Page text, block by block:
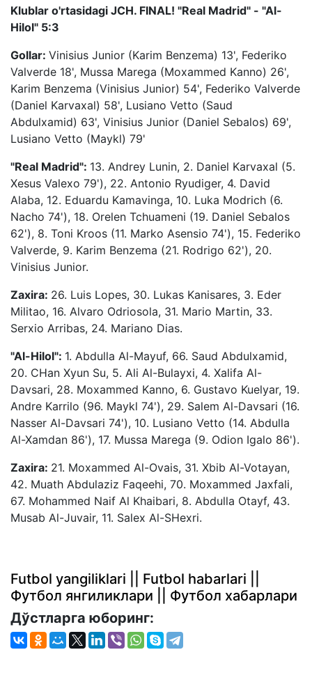
Klublar o'rtasidagi JCH. FINAL! "Real Madrid" - "Al-
Hilol" 5:3
Gollar: Vinisius Junior (Karim Benzema) 13', Federiko
Valverde 18', Mussa Marega (Moxammed Kanno) 26',
Karim Benzema (Vinisius Junior) 54', Federiko Valverde
(Daniel Karvaxal) 58', Lusiano Vetto (Saud
Abdulxamid) 63', Vinisius Junior (Daniel Sebalos) 69',
Lusiano Vetto (Maykl) 79'
"Real Madrid": 13. Andrey Lunin, 2. Daniel Karvaxal (5.
Xesus Valexo 79'), 22. Antonio Ryudiger, 4. David
Alaba, 12. Eduardu Kamavinga, 10. Luka Modrich (6.
Nacho 74'), 18. Orelen Tchuameni (19. Daniel Sebalos
62'), 8. Toni Kroos (11. Marko Asensio 74'), 15. Federiko
Valverde, 9. Karim Benzema (21. Rodrigo 62'), 20.
Vinisius Junior.
Zaxira: 26. Luis Lopes, 30. Lukas Kanisares, 3. Eder
Militao, 16. Alvaro Odriosola, 31. Mario Martin, 33.
Serxio Arribas, 24. Mariano Dias.
"Al-Hilol": 1. Abdulla Al-Mayuf, 66. Saud Abdulxamid,
20. CHan Xyun Su, 5. Ali Al-Bulayxi, 4. Xalifa Al-
Davsari, 28. Moxammed Kanno, 6. Gustavo Kuelyar, 19.
Andre Karrilo (96. Maykl 74'), 29. Salem Al-Davsari (16.
Nasser Al-Davsari 74'), 10. Lusiano Vetto (14. Abdulla
Al-Xamdan 86'), 17. Mussa Marega (9. Odion Igalo 86').
Zaxira: 21. Moxammed Al-Ovais, 31. Xbib Al-Votayan,
42. Muath Abdulaziz Faqeehi, 70. Moxammed Jaxfali,
67. Mohammed Naif Al Khaibari, 8. Abdulla Otayf, 43.
Musab Al-Juvair, 11. Salex Al-SHexri.
Futbol yangiliklari || Futbol habarlari ||
Футбол янгиликлари || Футбол хабарлари
Дўстларга юборинг: